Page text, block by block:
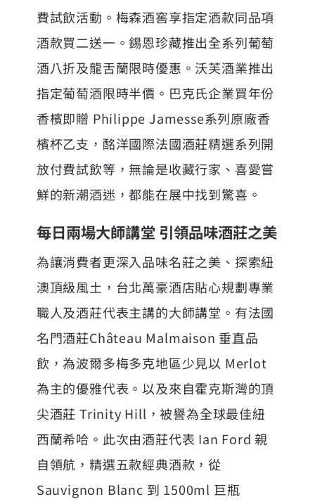
費試飲活動。梅森酒窖享指定酒款同品項
酒款買二送一。錫恩珍藏推出全系列葡萄
酒八折及龍舌蘭限時優惠。沃芙酒業推出
指定葡萄酒限時半價。巴克氏企業買年份
香檳即贈 Philippe Jamesse系列原廠香
檳杯乙支，酩洋國際法國酒莊精選系列開
放付費試飲等，無論是收藏行家、喜愛嘗
鮮的新潮酒迷，都能在展中找到驚喜。
每日兩場大師講堂 引領品味酒莊之美
為讓消費者更深入品味名莊之美、探索紐
澳頂級風土，台北萬豪酒店貼心規劃專業
職人及酒莊代表主講的大師講堂。有法國
名門酒莊Château Malmaison 垂直品
飲，為波爾多梅多克地區少見以 Merlot
為主的優雅代表。以及來自霍克斯灣的頂
尖酒莊 Trinity Hill，被譽為全球最佳紐
西蘭希哈。此次由酒莊代表 Ian Ford 親
自領航，精選五款經典酒款，從
Sauvignon Blanc 到 1500ml 巨瓶